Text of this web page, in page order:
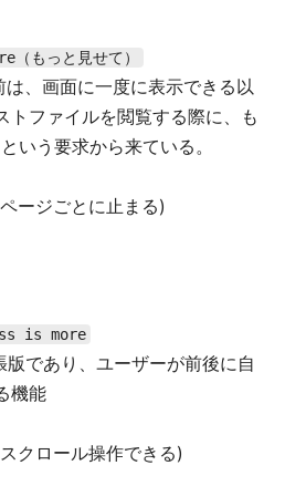
（もっと見せて）
、画面に一度に表示できる以
トファイルを閲覧する際に、も
いう要求から来ている。
ージごとに止まる)
is more
版であり、ユーザーが前後に自
機能
クロール操作できる)